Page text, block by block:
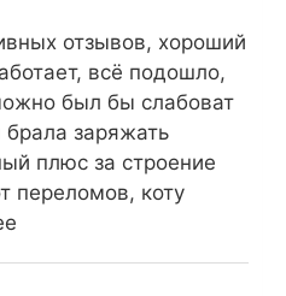
отзывов, хороший
всё подошло,
был бы слабоват
заряжать
плюс за строение
переломов, коту